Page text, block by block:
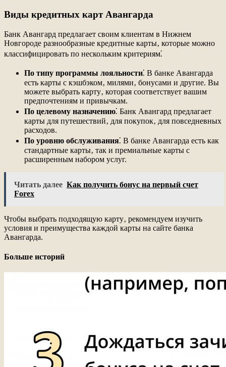
Виды кредитных карт Авангарда
Банк Авангард предлагает своим клиентам в Нижнем
Новгороде разнообразные кредитные карты‚ которые можно
классифицировать по нескольким критериям⁚
По типу программы лояльности⁚ В банке Авангарда
есть карты с кэшбэком‚ милями‚ бонусами и другие. Вы
можете выбрать карту‚ которая соответствует вашим
предпочтениям и привычкам.
По целевому назначению⁚ Банк Авангард предлагает
карты для путешествий‚ для покупок‚ для повседневных
расходов.
По уровню обслуживания⁚ В банке Авангарда есть как
стандартные карты‚ так и премиальные карты с
расширенным набором услуг.
Читать далее Как получить бонус на первый счет
Forex
Чтобы выбрать подходящую карту‚ рекомендуем изучить
условия и преимущества каждой карты на сайте банка
Авангарда.
Больше историй